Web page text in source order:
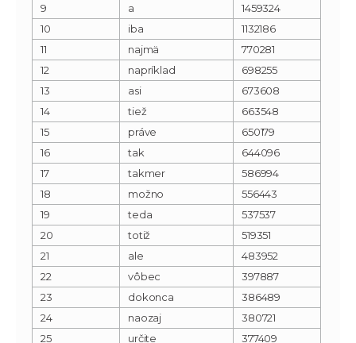
9
a
1459324
10
iba
1132186
11
najmä
770281
12
napríklad
698255
13
asi
673608
14
tiež
663548
15
práve
650179
16
tak
644096
17
takmer
586994
18
možno
556443
19
teda
537537
20
totiž
519351
21
ale
483952
22
vôbec
397887
23
dokonca
386489
24
naozaj
380721
25
určite
377409